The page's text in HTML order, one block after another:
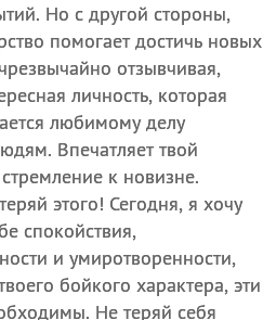
Но с другой стороны,
помогает достичь новых
отзывчивая,
личность, которая
любимому делу
Впечатляет твой
к новизне.
этого! Сегодня, я хочу
спокойствия,
и умиротворенности,
бойкого характера, эти
Не теряй себя